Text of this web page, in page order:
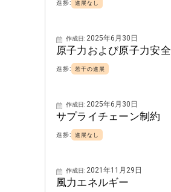
進捗: 進展なし
作成日:2025年6月30日
原子力および原子力安全
進捗: 若干の進展
作成日:2025年6月30日
サプライチェーン制約
進捗: 進展なし
作成日:2021年11月29日
風力エネルギー